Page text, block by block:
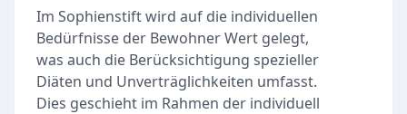
Im Sophienstift wird auf die individuellen
Bedürfnisse der Bewohner Wert gelegt,
was auch die Berücksichtigung spezieller
Diäten und Unverträglichkeiten umfasst.
Dies geschieht im Rahmen der individuell